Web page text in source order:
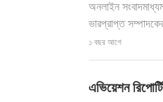
অনলাইন
ভারপ্রাপ্ত
১ বছর আগে
এভিয়েশন